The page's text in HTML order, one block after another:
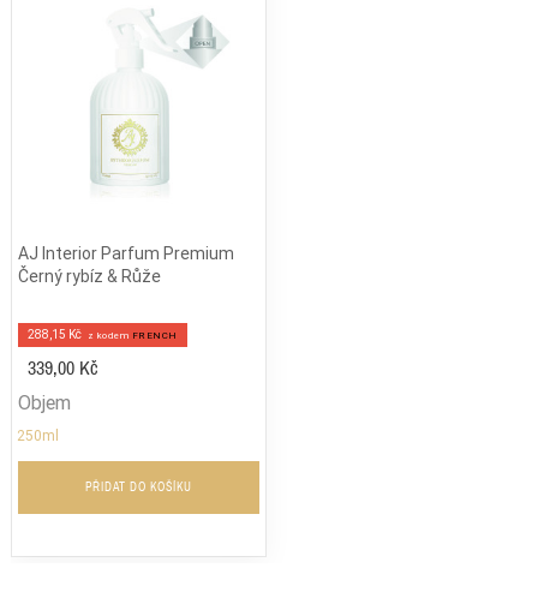
AJ Interior Parfum Premium
Černý rybíz & Růže
288,15 Kč z kodem FRENCH
339,00 Kč
Objem
250ml
PŘIDAT DO KOŠÍKU